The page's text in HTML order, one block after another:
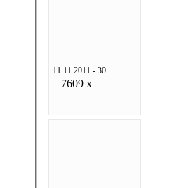
11.11.2011 - 30...
7609 x